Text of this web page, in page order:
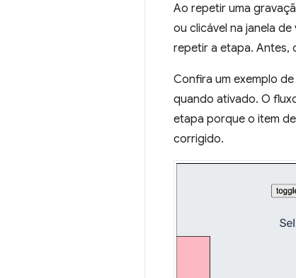
Ao repetir uma
ou clicável na janela
repetir a etapa. Antes,
Confira um exemplo
quando ativado. O
etapa porque o item
corrigido.